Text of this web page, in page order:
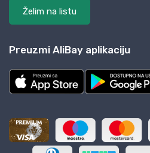
Želim na listu
Preuzmi AliBay aplikaciju